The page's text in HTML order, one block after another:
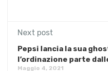
Next post
Pepsi lancia la sua
l’ordinazione parte
Maggio 4, 2021